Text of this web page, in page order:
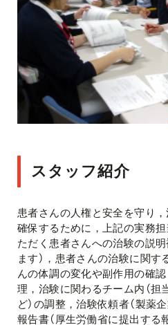
スタッフ紹介
患者さんの人権と安全を守り
確保するために，上記の実務
ただく患者さんへの治験の説明
ます），患者さんの治験に関す
んの体調の変化や副作用の確
理，治験に関わるチーム内（担
ど）の調整，治験依頼者（製薬
報告書（厚生労働省に提出する